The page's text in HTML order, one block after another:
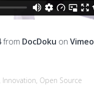
from DocDoku on Vimeo
Innovation, Open Source